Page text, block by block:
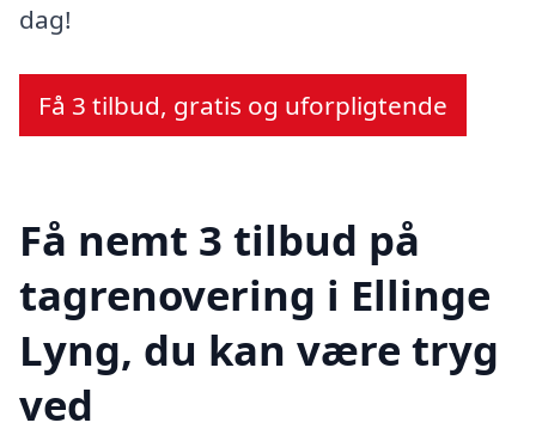
dag!
Få 3 tilbud, gratis og uforpligtende
Få nemt 3 tilbud på
tagrenovering i Ellinge
Lyng, du kan være tryg
ved